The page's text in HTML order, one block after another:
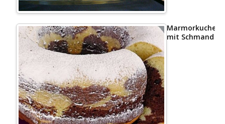
Marmorkuchen
mit Schmand